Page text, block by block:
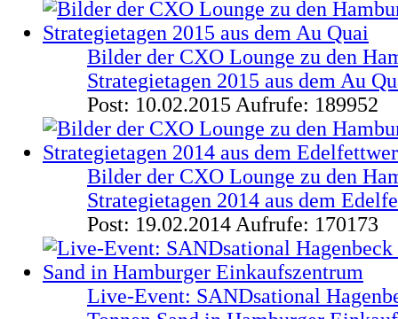
Bilder der CXO Lounge zu den
Strategietagen 2015 aus dem Au
Post: 10.02.2015 Aufrufe: 189952
Bilder der CXO Lounge zu den
Strategietagen 2014 aus dem
Post: 19.02.2014 Aufrufe: 170173
Live-Event: SANDsational